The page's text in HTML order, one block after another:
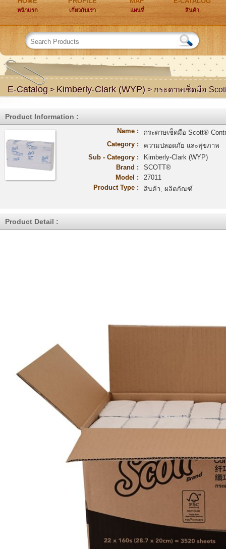
หน้าแรก เกี่ยวกับเรา แผนที่ สินค้า
E-Catalog > Kimberly-Clark (WYP) > กระดาษเช็ดมือ
Product Information :
Name :
กระดาษเช็ดมือ Scott®
Category :
ความปลอดภัย และสุขภาพ
Sub - Category :
Kimberly-Clark (WYP)
Brand :
SCOTT®
Model :
27011
Product Type :
สินค้า, ผลิตภัณฑ์
Product Detail :